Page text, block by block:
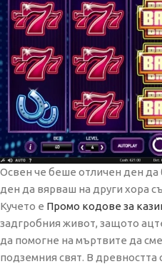
Освен че беше отличен ден
ден да вярваш на други хора
Кучето е Промо кодове за
задгробния живот, защото
да помогне на мъртвите да
подземния свят. В древността